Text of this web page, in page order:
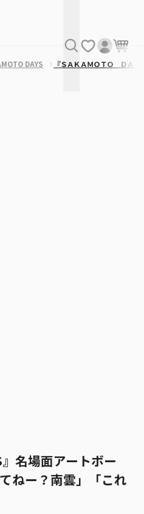
DAYS 『ＳＡＫＡＭＯＴＯ ＤＡ
』名場面アートボー
ねー？南雲」「これ